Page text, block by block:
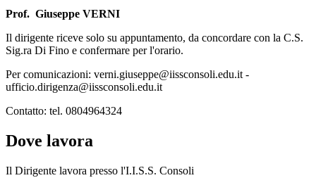
Prof. Giuseppe VERNI
Il dirigente riceve solo su appuntamento, da concordare con la C.S.
Sig.ra Di Fino e confermare per l'orario.
Per comunicazioni: verni.giuseppe@iissconsoli.edu.it -
ufficio.dirigenza@iissconsoli.edu.it
Contatto: tel. 0804964324
Dove lavora
Il Dirigente lavora presso l'I.I.S.S. Consoli